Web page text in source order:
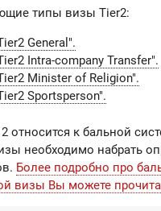
типы визы Tier2:
General".
Intra-company Transfer".
Minister of Religion".
Sportsperson".
относится к бальной
необходимо набрать
Более подробно про
визы Вы можете